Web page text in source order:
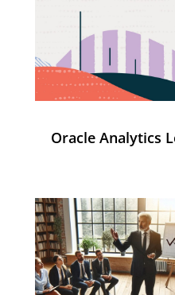
Oracle Analytics